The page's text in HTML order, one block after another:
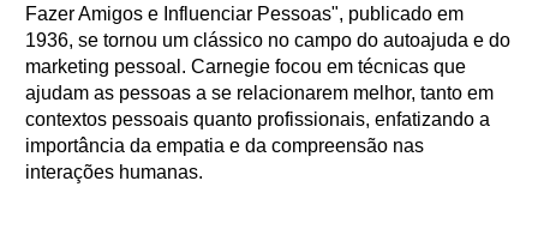
Fazer Amigos e Influenciar Pessoas", publicado em
1936, se tornou um clássico no campo do autoajuda e do
marketing pessoal. Carnegie focou em técnicas que
ajudam as pessoas a se relacionarem melhor, tanto em
contextos pessoais quanto profissionais, enfatizando a
importância da empatia e da compreensão nas
interações humanas.